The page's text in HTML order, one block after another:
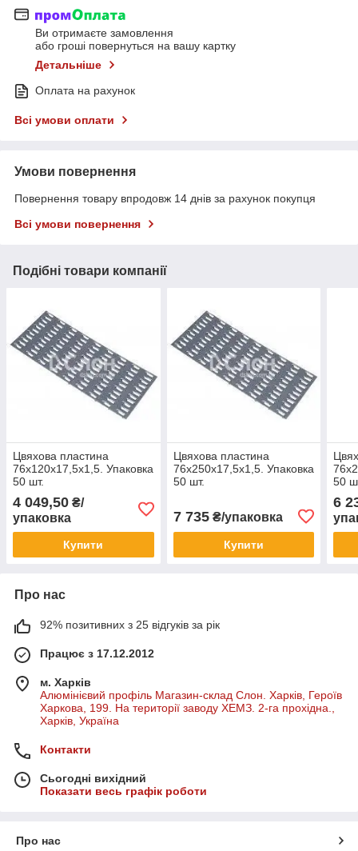
Ви отримаєте замовлення
або гроші повернуться на вашу картку
Детальніше
Оплата на рахунок
Всі умови оплати
Умови повернення
Повернення товару впродовж 14 днів за рахунок покупця
Всі умови повернення
Подібні товари компанії
Цвяхова пластина
76х120х17,5х1,5. Упаковка
50 шт.
4 049,50 ₴/
упаковка
Купити
Цвяхова пластина
76х250х17,5х1,5. Упаковка
50 шт.
7 735₴/упаковка
Купити
50
6
Про нас
92% позитивних з 25 відгуків за рік
Працює з 17.12.2012
м. Харків
Алюмінієвий профіль Магазин-склад Слон. Харків, Героїв
Харкова, 199. На території заводу ХЕМЗ. 2-га прохідна.,
Харків, Україна
Контакти
Сьогодні вихідний
Показати весь графік роботи
Про нас